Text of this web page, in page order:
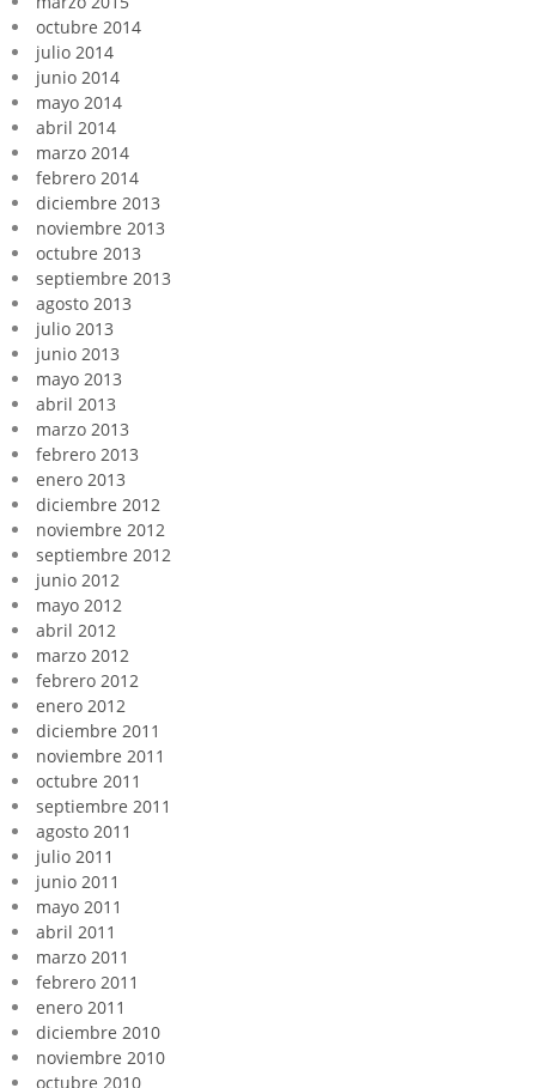
octubre 2014
julio 2014
junio 2014
mayo 2014
abril 2014
marzo 2014
febrero 2014
diciembre 2013
noviembre 2013
octubre 2013
septiembre 2013
agosto 2013
julio 2013
junio 2013
mayo 2013
abril 2013
marzo 2013
febrero 2013
enero 2013
diciembre 2012
noviembre 2012
septiembre 2012
junio 2012
mayo 2012
abril 2012
marzo 2012
febrero 2012
enero 2012
diciembre 2011
noviembre 2011
octubre 2011
septiembre 2011
agosto 2011
julio 2011
junio 2011
mayo 2011
abril 2011
marzo 2011
febrero 2011
enero 2011
diciembre 2010
noviembre 2010
octubre 2010